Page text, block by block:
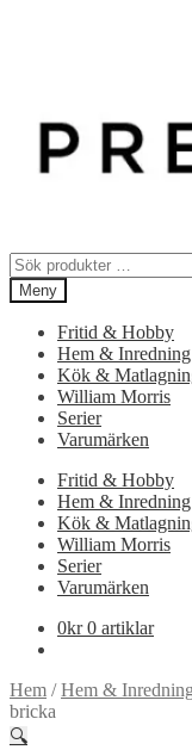
Sök
efter:
Meny
Fritid & Hobby
Hem & Inredning
Kök &
William Morris
Serier
Varumärken
Fritid & Hobby
Hem & Inredning
Kök &
William Morris
Serier
Varumärken
0kr 0 artiklar
Hem /Hem & Inredning
bricka
🔍